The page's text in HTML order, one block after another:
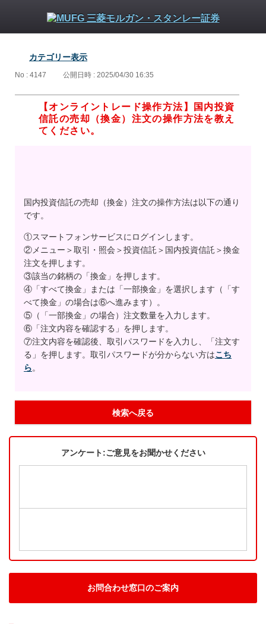
カテゴリー表示
No : 4147 公開日時 : 2025/04/30 16:35
【オンライントレード操作方法】国内投資
信託の売却（換金）注文の操作方法を教え
てください。
国内投資信託の売却（換金）注文の操作方法は以下の通り
です。
①スマートフォンサービスにログインします。
②メニュー＞取引・照会＞投資信託＞国内投資信託＞換金
注文を押します。
③該当の銘柄の「換金」を押します。
④「すべて換金」または「一部換金」を選択します（「す
べて換金」の場合は⑥へ進みます）。
⑤（「一部換金」の場合）注文数量を入力します。
⑥「注文内容を確認する」を押します。
⑦注文内容を確認後、取引パスワードを入力し、「注文す
る」を押します。取引パスワードが分からない方はこち
ら。
検索へ戻る
アンケート:ご意見をお聞かせください
お問合わせ窓口のご案内